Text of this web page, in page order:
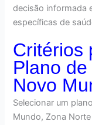
decisão informada
específicas de
Critérios
Plano
Novo
Selecionar um
Mundo, Zona